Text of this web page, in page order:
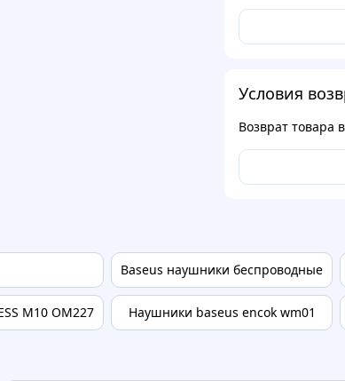
Условия
Возврат товара
M10 OM227
Baseus наушники беспроводные
Наушники baseus encok wm01